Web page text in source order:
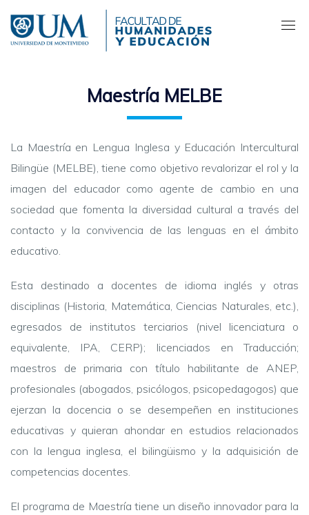
contenido
principal
Maestría MELBE
La Maestría en Lengua Inglesa y Educación Intercultural
Bilingüe (MELBE), tiene como objetivo revalorizar el rol y la
imagen del educador como agente de cambio en una
sociedad que fomenta la diversidad cultural a través del
contacto y la convivencia de las lenguas en el ámbito
educativo.
Esta destinado a docentes de idioma inglés y otras
disciplinas (Historia, Matemática, Ciencias Naturales, etc.),
egresados de institutos terciarios (nivel licenciatura o
equivalente, IPA, CERP); licenciados en Traducción;
maestros de primaria con título habilitante de ANEP,
profesionales (abogados, psicólogos, psicopedagogos) que
ejerzan la docencia o se desempeñen en instituciones
educativas y quieran ahondar en estudios relacionados
con la lengua inglesa, el bilingüismo y la adquisición de
competencias docentes.
El programa de Maestría tiene un diseño innovador para la